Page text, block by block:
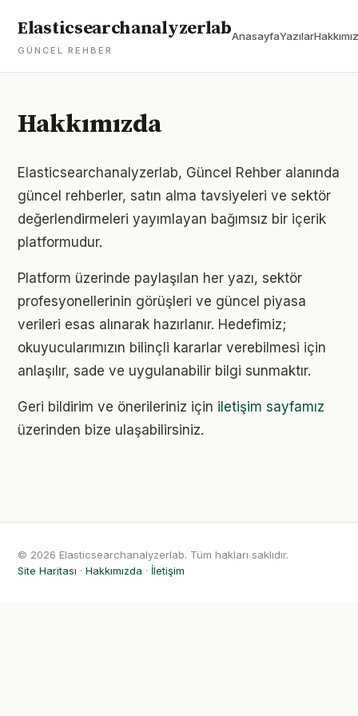
Elasticsearchanalyzerlab
GÜNCEL REHBER
AnasayfaYazılar
Hakkımızda
Elasticsearchanalyzerlab, Güncel Rehber alanında
güncel rehberler, satın alma tavsiyeleri ve sektör
değerlendirmeleri yayımlayan bağımsız bir içerik
platformudur.
Platform üzerinde paylaşılan her yazı, sektör
profesyonellerinin görüşleri ve güncel piyasa
verileri esas alınarak hazırlanır. Hedefimiz;
okuyucularımızın bilinçli kararlar verebilmesi için
anlaşılır, sade ve uygulanabilir bilgi sunmaktır.
Geri bildirim ve önerileriniz için iletişim sayfamız
üzerinden bize ulaşabilirsiniz.
© 2026 Elasticsearchanalyzerlab. Tüm hakları saklıdır.
Site Haritası · Hakkımızda · İletişim